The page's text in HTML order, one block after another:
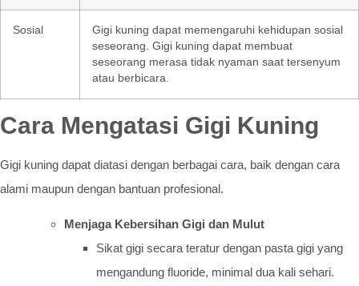
Sosial
Gigi kuning dapat memengaruhi kehidupan sosial
seseorang. Gigi kuning dapat membuat
seseorang merasa tidak nyaman saat tersenyum
atau berbicara.
Cara Mengatasi Gigi Kuning
Gigi kuning dapat diatasi dengan berbagai cara, baik dengan cara
alami maupun dengan bantuan profesional.
Menjaga Kebersihan Gigi dan Mulut
Sikat gigi secara teratur dengan pasta gigi yang
mengandung fluoride, minimal dua kali sehari.